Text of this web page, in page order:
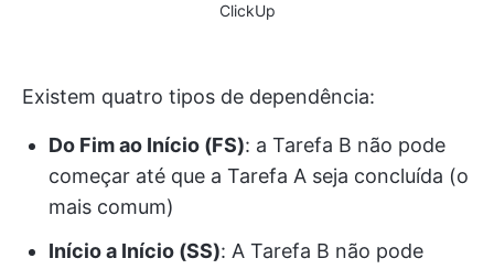
ClickUp
Existem quatro tipos de dependência:
Do Fim ao Início (FS): a Tarefa B não pode
começar até que a Tarefa A seja concluída (o
mais comum)
Início a Início (SS): A Tarefa B não pode